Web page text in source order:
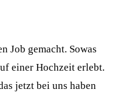
Job gemacht. Sowas
einer Hochzeit erlebt.
jetzt bei uns haben